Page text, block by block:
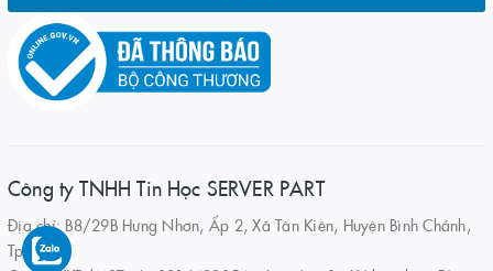
Công ty TNHH Tin Học SERVER PART
Địa chỉ: B8/29B Hưng Nhơn, Ấp 2, Xã Tân Kiên, Huyện Bình Chánh,
Tp.HCM